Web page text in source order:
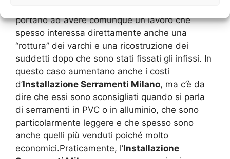
portano ad avere comunque un lavoro che
spesso interessa direttamente anche una
“rottura” dei varchi e una ricostruzione dei
suddetti dopo che sono stati fissati gli infissi. In
questo caso aumentano anche i costi
d’Installazione Serramenti Milano, ma c’è da
dire che essi sono sconsigliati quando si parla
di serramenti in PVC o in alluminio, che sono
particolarmente leggere e che spesso sono
anche quelli più venduti poiché molto
economici.Praticamente, l’Installazione